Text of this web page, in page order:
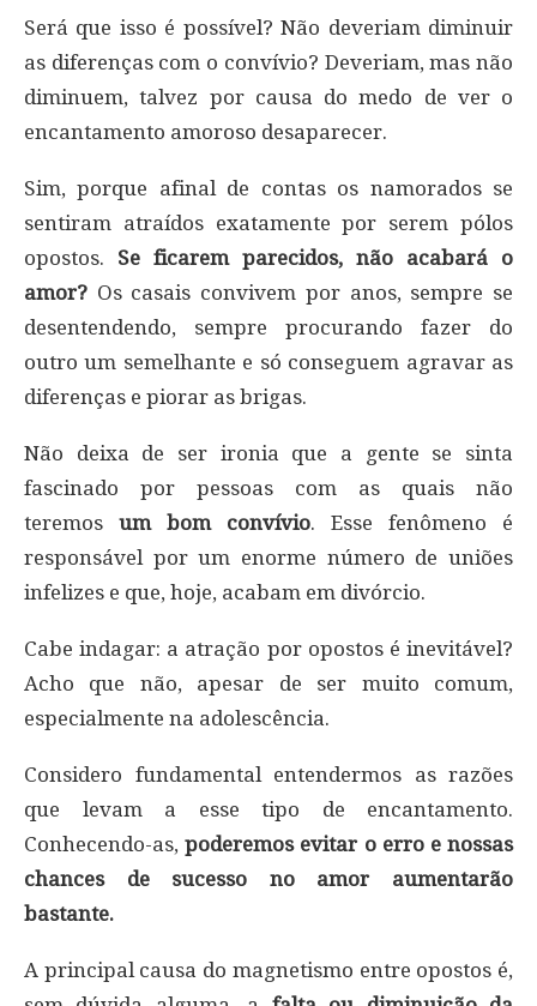
Será que isso é possível? Não deveriam diminuir
as diferenças com o convívio? Deveriam, mas não
diminuem, talvez por causa do medo de ver o
encantamento amoroso desaparecer.
Sim, porque afinal de contas os namorados se
sentiram atraídos exatamente por serem pólos
opostos. Se ficarem parecidos, não acabará o
amor? Os casais convivem por anos, sempre se
desentendendo, sempre procurando fazer do
outro um semelhante e só conseguem agravar as
diferenças e piorar as brigas.
Não deixa de ser ironia que a gente se sinta
fascinado por pessoas com as quais não
teremos um bom convívio. Esse fenômeno é
responsável por um enorme número de uniões
infelizes e que, hoje, acabam em divórcio.
Cabe indagar: a atração por opostos é inevitável?
Acho que não, apesar de ser muito comum,
especialmente na adolescência.
Considero fundamental entendermos as razões
que levam a esse tipo de encantamento.
Conhecendo-as,poderemos evitar o erro e nossas
chances de sucesso no amor aumentarão
bastante.
A principal causa do magnetismo entre opostos é,